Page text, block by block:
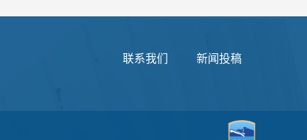
联系我们 新闻投稿